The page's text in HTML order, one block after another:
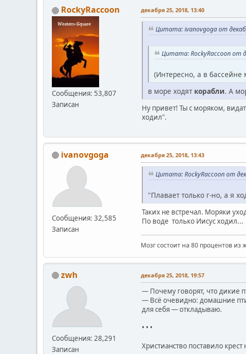
RockyRaccoon
Сообщения: 53,807
Записан
декабря 25, 2018, 13:40
Цитата: ivanovgoga от
Цитата: RockyRaccoon от
(Интересно, а в бассейне
в море ходят корабли. А
Ну привет! Ты с моряком,
ходил".
ivanovgoga
Сообщения: 32,585
Записан
декабря 25, 2018, 13:43
Цитата: RockyRaccoon от
"Плавает только г-но, а я
Таких не встречал. Моряки
По воде только Иисус ходил...
Мозг состоит на 80 процентов из
zwh
Сообщения: 28,291
Записан
декабря 25, 2018, 19:57
— Почему говорят, что дикие
— Всё очевидно: домашние
для себя — откладываю.
• • •
Христианство поставило